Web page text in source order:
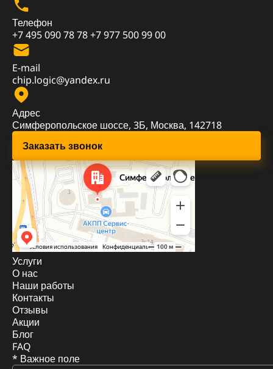
Телефон
+7 495 090 78 78+7 977 500 99 00
E-mail
chip.logic@yandex.ru
Адрес
Симферопольское шоссе, 3Б, Москва, 142718
Заказать звонок
Услуги
О нас
Наши работы
Контакты
Отзывы
Акции
Блог
FAQ
* Важное поле